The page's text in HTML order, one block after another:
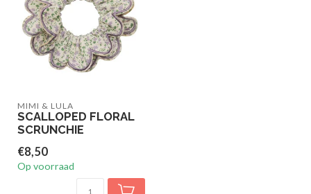
MIMI & LULA
SCALLOPED FLORAL
SCRUNCHIE
€8,50
Op voorraad